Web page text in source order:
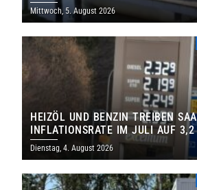
Mittwoch, 5. August 2026
HEIZÖL UND BENZIN TREIBEN
INFLATIONSRATE IM JULI AUF 3,2
Dienstag, 4. August 2026